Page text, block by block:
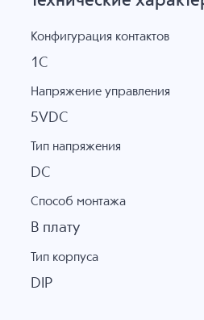
Конфигурация контактов
1C
Напряжение управления
5VDC
Тип напряжения
DC
Способ монтажа
В плату
Тип корпуса
DIP